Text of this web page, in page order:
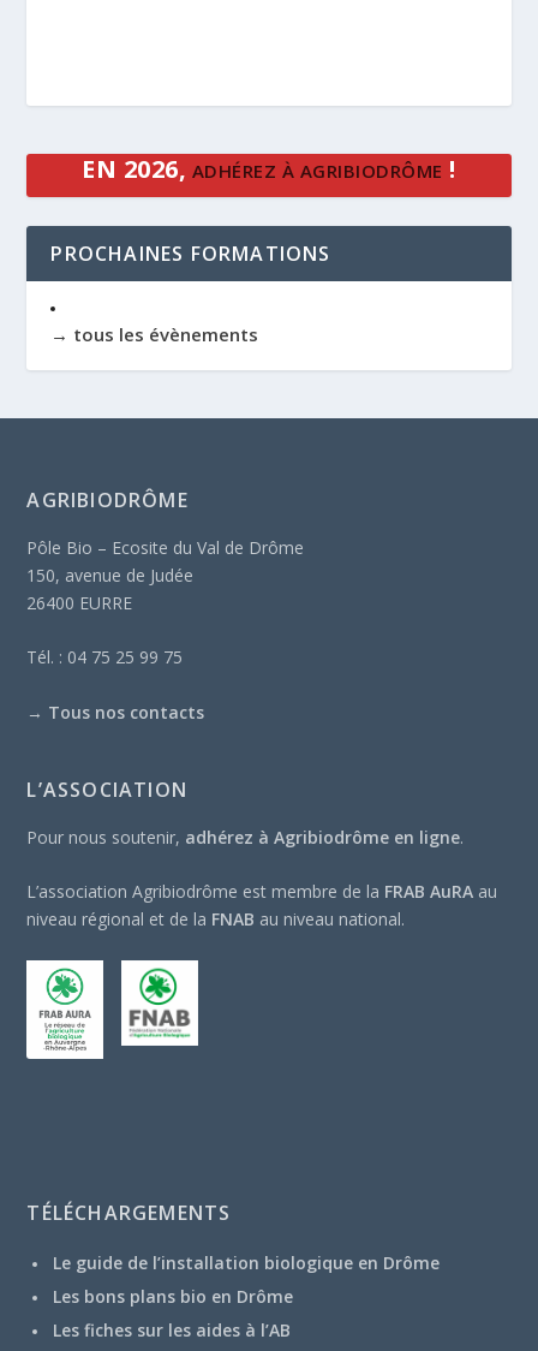
EN 2026, ADHÉREZ À AGRIBIODRÔME !
PROCHAINES FORMATIONS
→ tous les évènements
AGRIBIODRÔME
Pôle Bio – Ecosite du Val de Drôme
150, avenue de Judée
26400 EURRE
Tél. : 04 75 25 99 75
→ Tous nos contacts
L’ASSOCIATION
Pour nous soutenir, adhérez à Agribiodrôme en ligne.
L’association Agribiodrôme est membre de la FRAB AuRA au
niveau régional et de la FNAB au niveau national.
TÉLÉCHARGEMENTS
Le guide de l’installation biologique en Drôme
Les bons plans bio en Drôme
Les fiches sur les aides à l’AB